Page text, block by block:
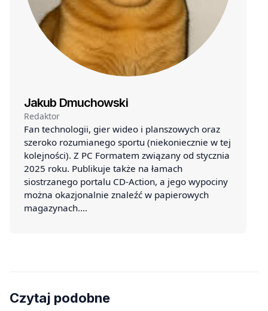
Jakub Dmuchowski
Redaktor
Fan technologii, gier wideo i planszowych oraz
szeroko rozumianego sportu (niekoniecznie w tej
kolejności). Z PC Formatem związany od stycznia
2025 roku. Publikuje także na łamach
siostrzanego portalu CD-Action, a jego wypociny
można okazjonalnie znaleźć w papierowych
magazynach.…
Czytaj podobne